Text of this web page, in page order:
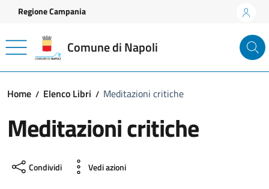
Vai ai contenuti
Vai al footer
Regione Campania
Comune di Napoli
Home Elenco Libri Meditazioni critiche
Meditazioni critiche
Condividi Vedi azioni